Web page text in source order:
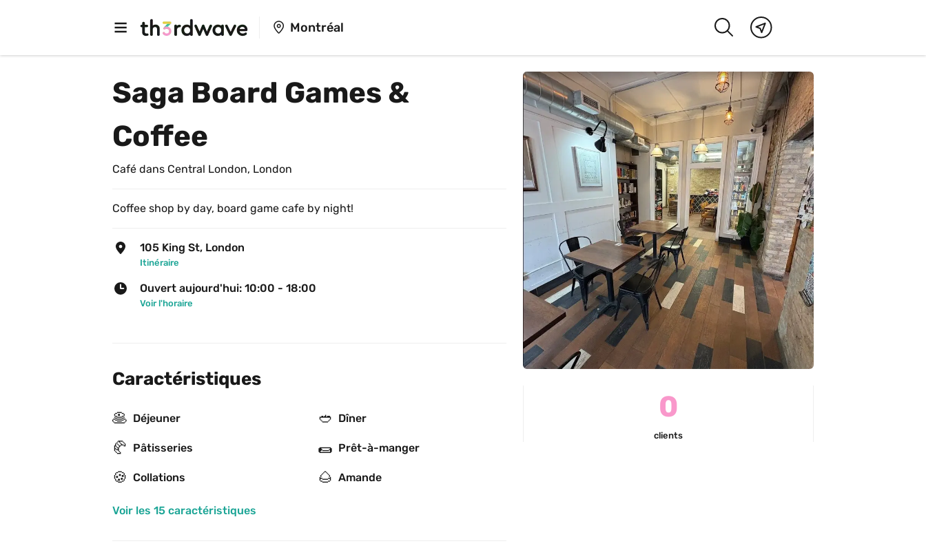
Montréal
0
clients
Saga Board Games &
Coffee
Café dans Central London, London
Coffee shop by day, board game cafe by night!
105 King St, London
Itinéraire
Ouvert aujourd'hui: 10:00 - 18:00
Voir l'horaire
Caractéristiques
🥞 Déjeuner 🥙 Dîner
🥐 Pâtisseries 🌯 Prêt-à-manger
🍪 Collations 🌰 Amande
Voir les 15 caractéristiques